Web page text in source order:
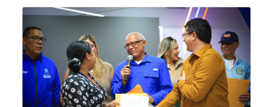
Pasos peatonales: Renovados para
Líneas de pare y flechas: Reactivadas
Líneas continuas y de borde:
Mantenimiento de brocales: Pintados
Estas acciones forman parte de la